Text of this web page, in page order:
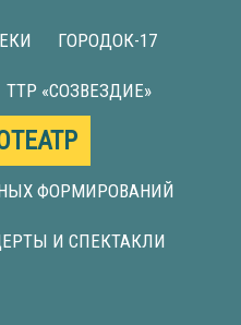
ГОРОДОК-17
ТТР «СОЗВЕЗДИЕ»
ФОРМИРОВАНИЙ
И СПЕКТАКЛИ